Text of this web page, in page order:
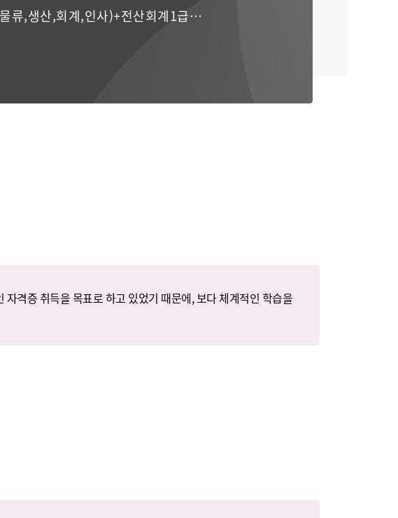
격증 취득을 목표로 하고 있었기 때문에, 보다 체계적인 학습을